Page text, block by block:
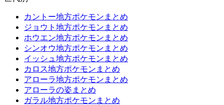
カントー地方ポケモンまとめ
ジョウト地方ポケモンまとめ
ホウエン地方ポケモンまとめ
シンオウ地方ポケモンまとめ
イッシュ地方ポケモンまとめ
カロス地方ポケモンまとめ
アローラ地方ポケモンまとめ
アローラの姿まとめ
ガラル地方ポケモンまとめ